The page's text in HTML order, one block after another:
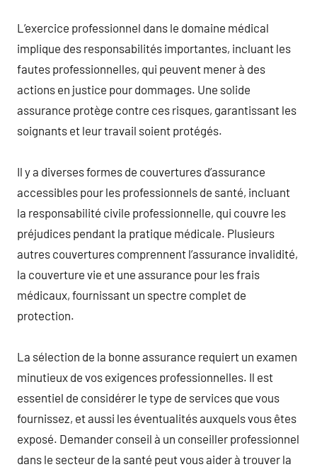
L’exercice professionnel dans le domaine médical
implique des responsabilités importantes, incluant les
fautes professionnelles, qui peuvent mener à des
actions en justice pour dommages. Une solide
assurance protège contre ces risques, garantissant les
soignants et leur travail soient protégés.
Il y a diverses formes de couvertures d’assurance
accessibles pour les professionnels de santé, incluant
la responsabilité civile professionnelle, qui couvre les
préjudices pendant la pratique médicale. Plusieurs
autres couvertures comprennent l’assurance invalidité,
la couverture vie et une assurance pour les frais
médicaux, fournissant un spectre complet de
protection.
La sélection de la bonne assurance requiert un examen
minutieux de vos exigences professionnelles. Il est
essentiel de considérer le type de services que vous
fournissez, et aussi les éventualités auxquels vous êtes
exposé. Demander conseil à un conseiller professionnel
dans le secteur de la santé peut vous aider à trouver la